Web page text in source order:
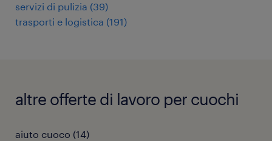
servizi di pulizia (39)
trasporti e logistica (191)
altre offerte di lavoro per cuochi
aiuto cuoco (14)